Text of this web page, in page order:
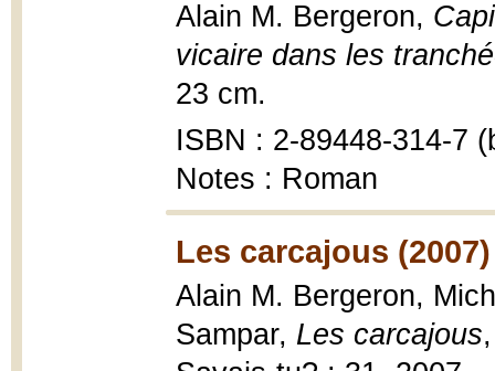
Alain M. Bergeron,
vicaire dans les
23 cm.
ISBN : 2-89448-314-7
Notes : Roman
Les carcajous (2007)
Alain M. Bergeron,
Sampar, Les carcajous